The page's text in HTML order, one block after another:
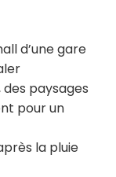
d’une gare
paysages
pour un
la pluie